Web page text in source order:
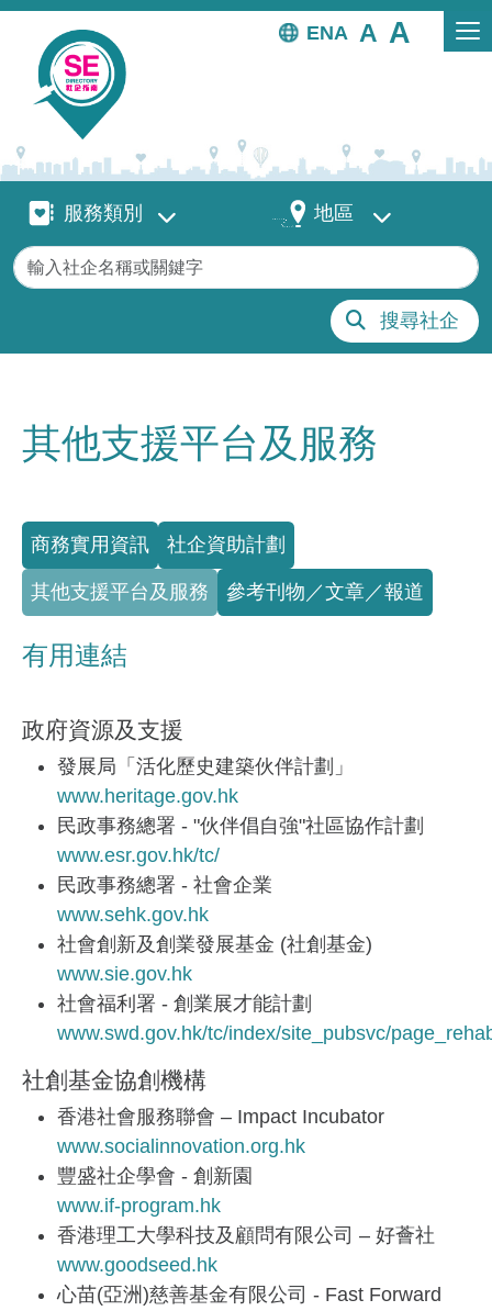
移至主內容
EN
服務類別服務類別 地區 地區
關鍵字
搜尋社企
其他支援平台及服務
Full Menu
商務實用資訊 社企資助計劃
其他支援平台及服務 參考刊物／文章／報道
有用連結
政府資源及支援
發展局「活化歷史建築伙伴計劃」
www.heritage.gov.hk
民政事務總署 - "伙伴倡自強"社區協作計劃
www.esr.gov.hk/tc/
民政事務總署 - 社會企業
www.sehk.gov.hk
社會創新及創業發展基金 (社創基金)
www.sie.gov.hk
社會福利署 - 創業展才能計劃
www.swd.gov.hk/tc/index/site_pubsvc/
社創基金協創機構
香港社會服務聯會 – Impact Incubator
www.socialinnovation.org.hk
豐盛社企學會 - 創新園
www.if-program.hk
香港理工大學科技及顧問有限公司 – 好薈社
www.goodseed.hk
心苗(亞洲)慈善基金有限公司 - Fast Forward